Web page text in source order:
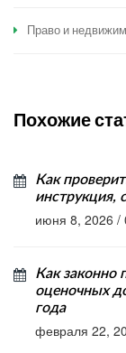
Право и
Похожие
Как
инструкция,
июня 8, 2026 /
Как законно
оценочных
года
февраля 22,